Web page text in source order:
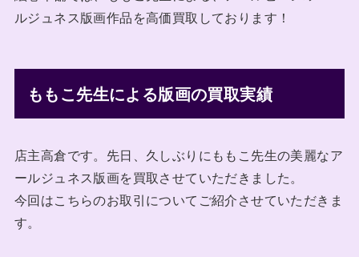
ルジュネス版画作品を高価買取しております！
ももこ先生による版画の買取実績
店主高倉です。先日、久しぶりにももこ先生の美麗なア
ールジュネス版画を買取させていただきました。
今回はこちらのお取引についてご紹介させていただきま
す。